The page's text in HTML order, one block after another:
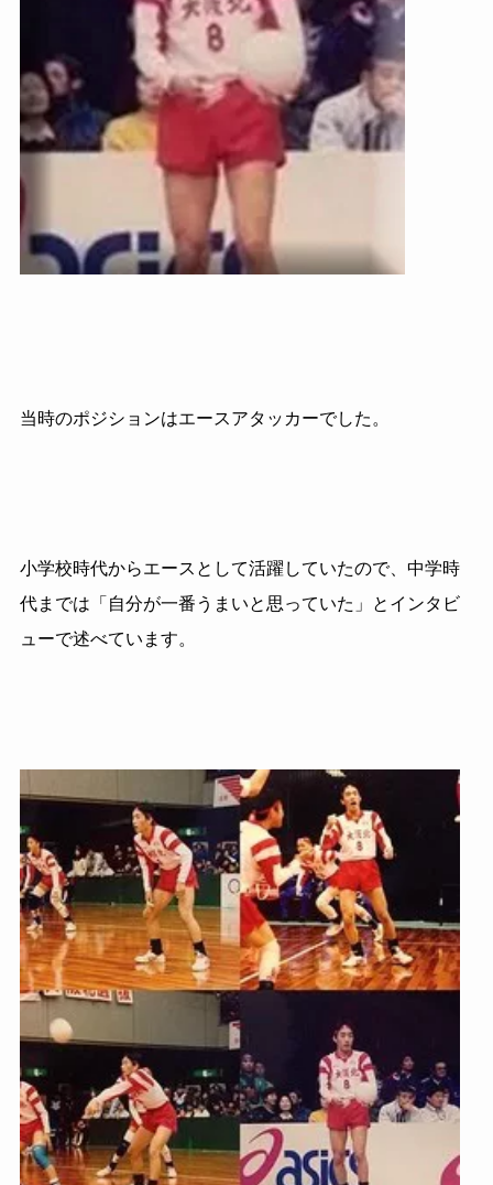
当時のポジションはエースアタッカーでした。
小学校時代からエースとして活躍していたので、中学時
代までは「自分が一番うまいと思っていた」とインタビ
ューで述べています。